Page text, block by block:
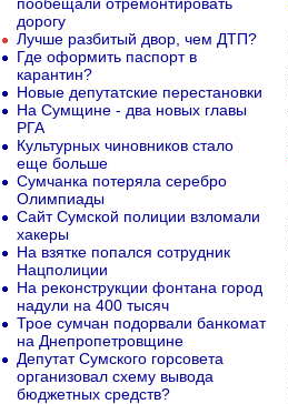
дорогу
Лучше разбитый двор, чем ДТП?
Где оформить паспорт в
карантин?
Новые депутатские перестановки
На Сумщине - два новых главы
РГА
Культурных чиновников стало
еще больше
Сумчанка потеряла серебро
Олимпиады
Сайт Сумской полиции взломали
хакеры
На взятке попался сотрудник
Нацполиции
На реконструкции фонтана город
надули на 400 тысяч
Трое сумчан подорвали банкомат
на Днепропетровщине
Депутат Сумского горсовета
организовал схему вывода
бюджетных средств?